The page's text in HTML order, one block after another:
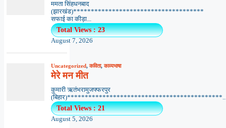
ममता सिंहधनबाद
(झारखंड)*************************************
सफाई का कीड़ा...
Total Views : 23
August 7, 2026
Uncategorized,कविता,काव्यभाषा
मेरे मन मीत
कुमारी ऋतंभरामुजफ्फरपुर
Total Views : 21
August 5, 2026